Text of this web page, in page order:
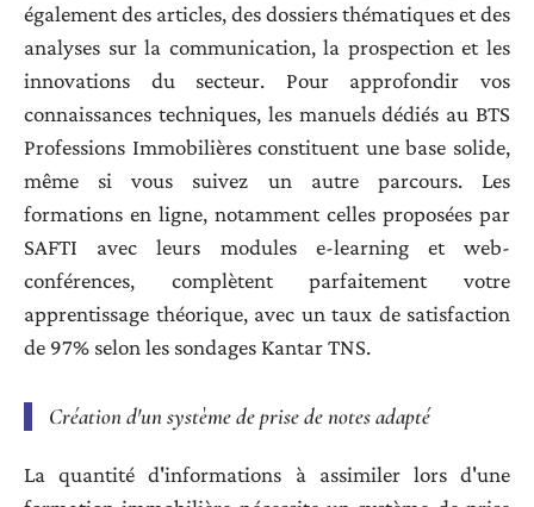
également des articles, des dossiers thématiques et des
analyses sur la communication, la prospection et les
innovations du secteur. Pour approfondir vos
connaissances techniques, les manuels dédiés au BTS
Professions Immobilières constituent une base solide,
même si vous suivez un autre parcours. Les
formations en ligne, notamment celles proposées par
SAFTI avec leurs modules e-learning et web-
conférences, complètent parfaitement votre
apprentissage théorique, avec un taux de satisfaction
de 97% selon les sondages Kantar TNS.
Création d'un système de prise de notes adapté
La quantité d'informations à assimiler lors d'une